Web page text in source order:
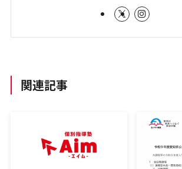
関連記事